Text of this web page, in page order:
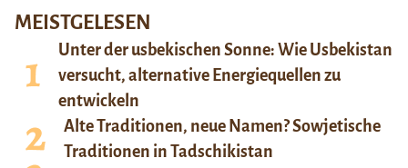
MEISTGELESEN
Unter der usbekischen Sonne: Wie Usbekistan
versucht, alternative Energiequellen zu
entwickeln
Alte Traditionen, neue Namen? Sowjetische
Traditionen in Tadschikistan